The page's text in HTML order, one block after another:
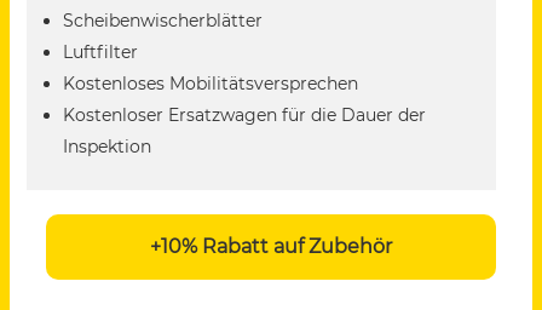
Scheibenwischerblätter
Luftfilter
Kostenloses Mobilitätsversprechen
Kostenloser Ersatzwagen für die Dauer der
Inspektion
+10% Rabatt auf Zubehör